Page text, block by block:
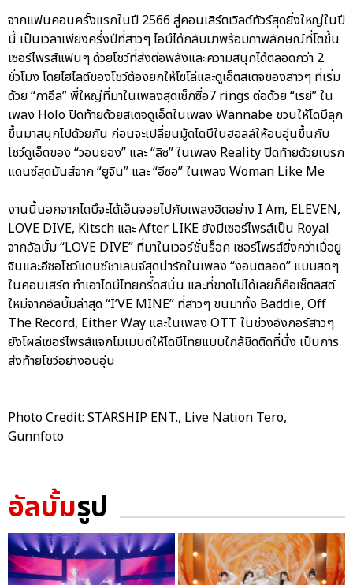
จากแฟนคอนครั้งแรกในปี 2566 สู่คอนเสิร์ตเวิลด์ทัวร์สุดยิ่งใหญ่ในปี
นี้ เป็นเวลาเพียงครึ่งปีที่สาวๆ ไอบึได้กลับมาพร้อมภาพลักษณ์ที่โตขึ้น
เซอร์ไพรส์แฟนๆ ด้วยโชว์ที่ส่งต่อพลังและความสนุกได้ตลอดกว่า 2
ชั่วโมง โดยไฮไลต์ของโชว์ต้องยกให้โซโล่และดูเอ็ตสเตจของสาวๆ ที่เริ่ม
ด้วย “กาอึล” พี่ใหญ่ที่มาในเพลงสุดเซ็กซี่อ7 rings ต่อด้วย “เรย์” ใน
เพลง Holo ปิดท้ายด้วยสเตจดูเอ็ตในเพลง Wannabe ชวนให้ไดบึลุก
ขึ้นมาสนุกไปด้วยกัน ก่อนจะเปลี่ยนมู้ดไดบึในฮอลล์ให้อบอุ่นขึ้นกับ
โชว์ดูเอ็ตของ “วอนยอง” และ “ลิซ” ในเพลง Reality ปิดท้ายด้วยเบรก
แดนซ์สุดมันส์จาก “ยูจิน” และ “อีซอ” ในเพลง Woman Like Me
งานนี้นอกจากไดบึจะได้เอ็นจอยไปกับเพลงฮิตอย่าง I Am, ELEVEN,
LOVE DIVE, Kitsch และ After LIKE ยังมีเซอร์ไพรส์เป็น Royal
จากอัลบั้ม “LOVE DIVE” ที่มาในเวอร์ชั่นร็อค เซอร์ไพรส์ยิ่งกว่าเมื่อยู
จินและอีซอโชว์แดนซ์ชาเลนจ์สุดน่ารักในเพลง “งอนตลอด” แบบสดๆ
ในคอนเสิร์ต ทำเอาไดบึไทยกรี๊ดสนั่น และที่ขาดไม่ได้เลยก็คือเซ็ตลิสต์
ใหม่จากอัลบั้มล่าสุด “I’VE MINE” ที่สาวๆ ขนมาทั้ง Baddie, Off
The Record, Either Way และในเพลง OTT ในช่วงอังกอร์สาวๆ
ยังโผล่เซอร์ไพรส์แจกโมเมนต์ให้ไดบึไทยแบบใกล้ชิดติดที่นั่ง เป็นการ
ส่งท้ายโชว์อย่างอบอุ่น
Photo Credit: STARSHIP ENT., Live Nation Tero,
Gunnfoto
อัลบั้มรูป